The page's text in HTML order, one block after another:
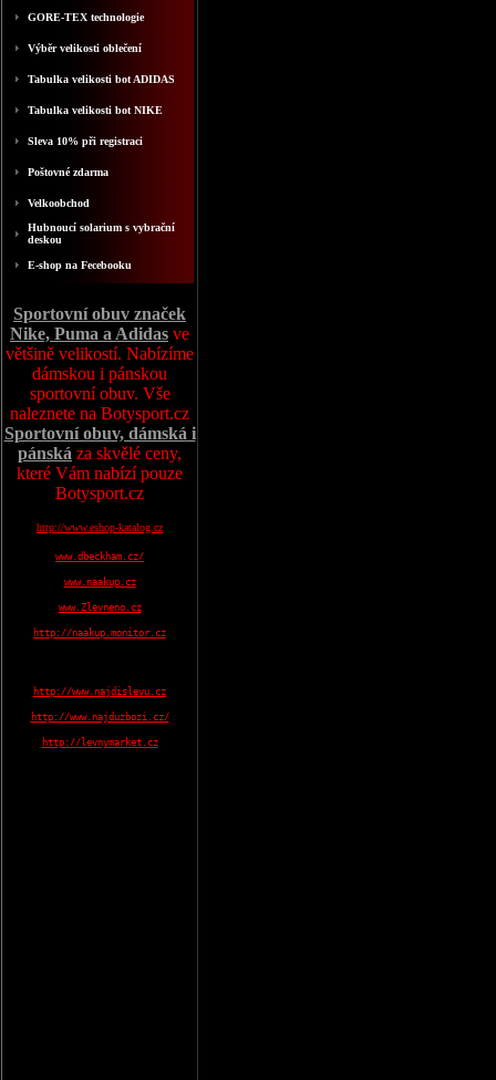
GORE-TEX technologie
Výběr velikosti oblečení
Tabulka velikosti bot ADIDAS
Tabulka velikosti bot NIKE
Sleva 10% při registraci
Poštovné zdarma
Velkoobchod
Hubnoucí solarium s vybrační
deskou
E-shop na Fecebooku
Sportovní obuv značek
Nike, Puma a Adidas ve
většině velikostí. Nabízíme
dámskou i pánskou
sportovní obuv. Vše
naleznete na Botysport.cz
Sportovní obuv, dámská i
pánská za skvělé ceny,
které Vám nabízí pouze
Botysport.cz
http://www.eshop-katalog.cz
www.dbeckham.cz/
www.naakup.cz
www.Zlevneno.cz
http://naakup.monitor.cz
http://www.najdislevu.cz
http://www.najduzbozi.cz/
http://levnymarket.cz